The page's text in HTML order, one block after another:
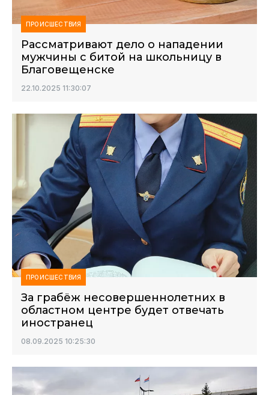
ПРОИСШЕСТВИЯ
Рассматривают дело о нападении
мужчины с битой на школьницу в
Благовещенске
22.10.2025 11:30:07
ПРОИСШЕСТВИЯ
За грабёж несовершеннолетних в
областном центре будет отвечать
иностранец
08.09.2025 10:25:30